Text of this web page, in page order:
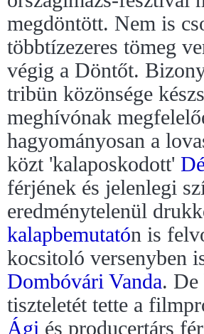
megdöntött. Nem is
többtízezeres tömeg
végig a Döntőt.
tribün közönsége
meghívónak
hagyományosan a
közt 'kalaposkodott'
férjének és jelenlegi
eredménytelenül
kalapbemutatón is
kocsitoló versenyben
Dombóvári Vanda. De
tiszteletét tette a
Ági és producertárs